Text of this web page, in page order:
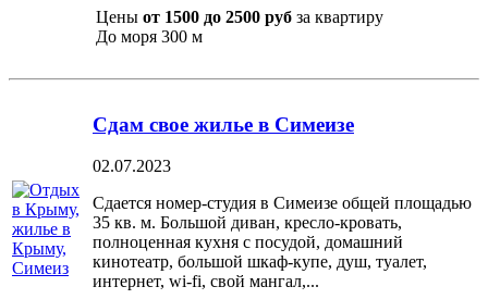
Цены от 1500 до 2500 руб за квартиру
До моря 300 м
Сдам свое жилье в Симеизе
02.07.2023
Сдается номер-студия в Симеизе общей площадью
35 кв. м. Большой диван, кресло-кровать,
полноценная кухня с посудой, домашний
кинотеатр, большой шкаф-купе, душ, туалет,
интернет, wi-fi, свой мангал,...